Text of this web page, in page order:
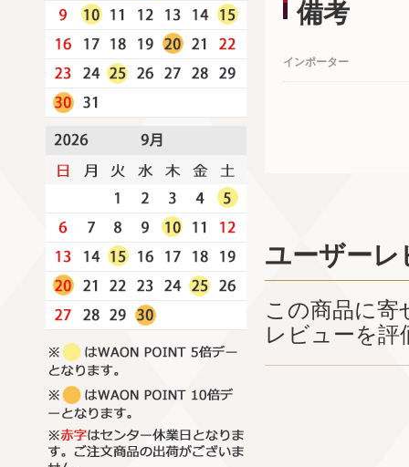
備考
インポーター
ユーザーレ
この商品に
レビューを評